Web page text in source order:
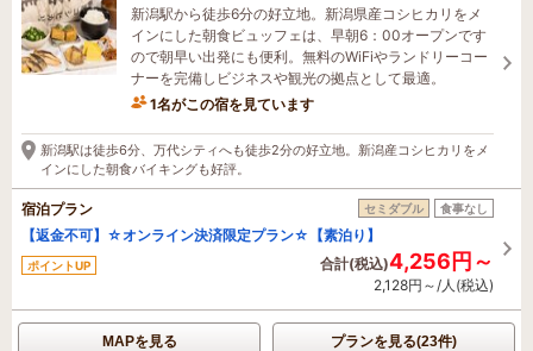
新潟駅から徒歩6分の好立地。新潟県産コシヒカリをメ
インにした朝食ビュッフェは、早朝6：00オープンです
ので朝早い出発にも便利。無料のWiFiやランドリーコー
ナーを完備しビジネスや観光の拠点として最適。
1名がこの宿を見ています
1時間前に予約されました
新潟駅は徒歩6分、万代シティへも徒歩2分の好立地。新潟産コシヒカリをメ
インにした朝食バイキングも好評。
宿泊プラン セミダブル 食事なし
【返金不可】☆オンライン決済限定プラン☆【素泊り】
ポイントUP 合計(税込)4,256円～
2,128円～/人(税込)
MAPを見る プランを見る(23件)